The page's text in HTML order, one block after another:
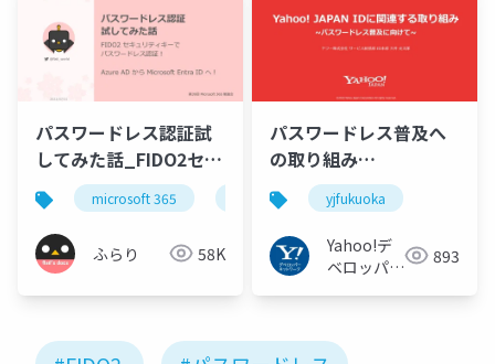
パスワードレス認証試
してみた話_FIDO2セキ
ュリティキーでパスワ
ードレス認証
microsoft 365 microsoft entra azure ad
ふらり 58K
パスワードレス普及へ
の取り組み
#yjfukuoka
yjfukuoka
Yahoo!デ
ベロッパー
893